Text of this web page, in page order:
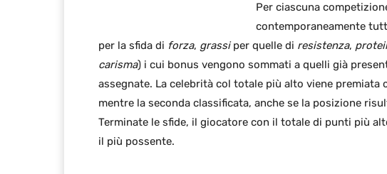
Per ciascuna
contemporaneamente
per la sfida di forza, grassiper quelle di resistenza,
carisma) i cui bonus vengono sommati a quelli già
assegnate. La celebrità col totale più alto viene premiata
mentre la seconda classificata, anche se la posizione
Terminate le sfide, il giocatore con il totale di punti più
il più possente.